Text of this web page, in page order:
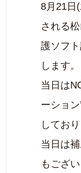
8月21日
される
護ソフ
します。
当日は
ーショ
しており
当日は
もござ